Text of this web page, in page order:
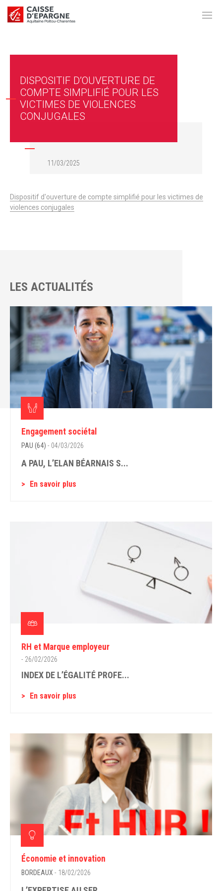
DISPOSITIF D’OUVERTURE DE
COMPTE SIMPLIFIÉ POUR LES
VICTIMES DE VIOLENCES
CONJUGALES
11/03/2025
Dispositif d'ouverture de compte simplifié pour les victimes de
violences conjugales
LES ACTUALITÉS
Engagement sociétal
PAU (64) - 04/03/2026
A PAU, L’ELAN BÉARNAIS S...
En savoir plus
RH et Marque employeur
- 26/02/2026
INDEX DE L’ÉGALITÉ PROFE...
En savoir plus
Économie et innovation
BORDEAUX - 18/02/2026